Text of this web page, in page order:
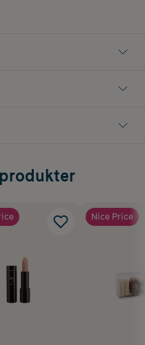
för ökad hållbarhet och en
Nice Price